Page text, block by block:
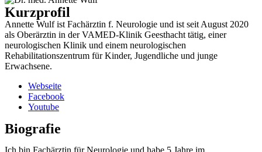
Kurzprofil
Annette Wulf ist Fachärztin f. Neurologie und ist seit August 2020
als Oberärztin in der VAMED-Klinik Geesthacht tätig, einer
neurologischen Klinik und einem neurologischen
Rehabilitationszentrum für Kinder, Jugendliche und junge
Erwachsene.
Webseite
Facebook
Youtube
Biografie
Ich bin Fachärztin für Neurologie und habe 5 Jahre im